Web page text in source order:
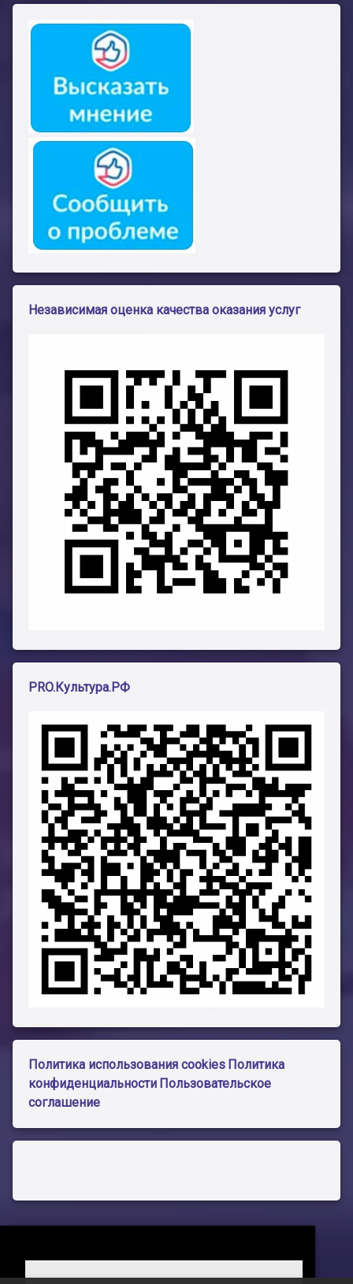
Независимая оценка качества оказания услуг
PRO.Культура.РФ
Политика использования cookies Политика
конфиденциальности Пользовательское
соглашение